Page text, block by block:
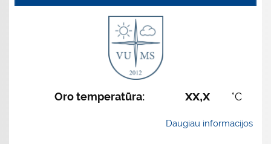
Oro temperatūra: xx,x °C
Daugiau informacijos